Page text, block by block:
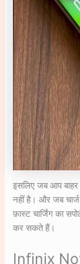
इसलिए जब आप बाहर
नहीं है। और जब
फ़ास्ट चार्जिंग का
कर सकते हैं।
Infinix